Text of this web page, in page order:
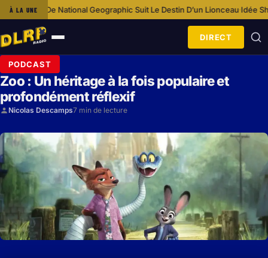
À LA UNE
Suit Le Destin D’un Lionceau·Idée Shopping : Loungefly Disney by
Ouvrir
le
menu
DIRECT
PODCAST
Zoo : Un héritage à la fois populaire et
profondément réflexif
Nicolas Descamps7 min de lecture